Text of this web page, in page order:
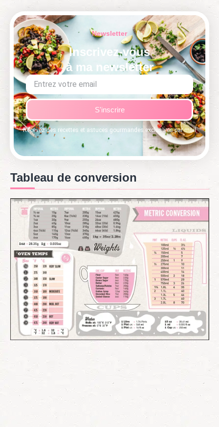
Newsletter
Inscrivez-vous
à ma newsletter
S'inscrire
Recevez des recettes et astuces gourmandes exclusives par mail
Tableau de conversion